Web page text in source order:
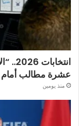
عشرة مطالب أمام
منذ يومين